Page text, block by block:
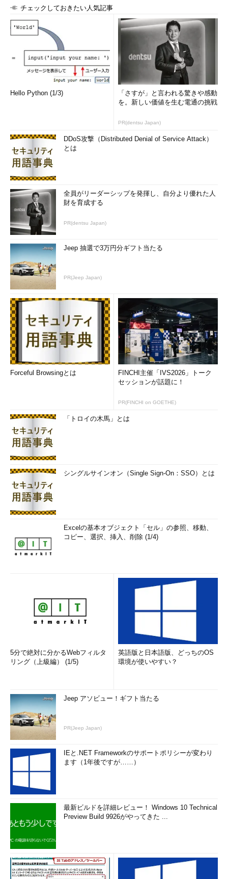
スタック領域
Windowsでは、SQL Serverによって起動されるスレッ
表1 メモリ プールの構成要素
これまでのデータベース管理システムでは、例えば、昼間の通
常運用時と夜間のバッチ処理時でデータベースのメモリ利用方法
が異なるような場合、それぞれのパラメータファイルを作成し、
その間の切り替えで再起動をスケジュールするといった運用もあ
ったでしょう。
SQL Serverでは、ユーザーの接続数、そこに投げられたクエ
リの数とコストに応じ、自動的にオプティマイザが最適なメモリ
の割り当てを判断しバッファプール内で動的なチューニングの面
倒を見てくれます。この動的なメモリチューニング機能では、で
きるだけディスクIOをしないように、つまり仮想メモリ（ページ
ングファイル）の使用を避けるように、物理メモリの領域に、常
に4〜10Mbytesの空き領域を確保しつつ、その中に、できるだけ
多くのデータを効率よい形で展開していくといったことを動的に
行ってくれます。空き領域が5Mbytes未満の場合、フリーリスト
に割り当てられるメモリがWindowsに解放されます。物理メモリ
ッシュに再コミットされます。
このような機構によってメモリ プールは最適化されるため、
ロック数やオブジェクトのオープン数、接続数の上限などの複雑
べて動的に制御されます。またデータベースの使用中にOSも別
のサービスを動かすため、メモリを使用しなければいけなくなっ
た場合、SQL Serverは柔軟にリソースを分け与えることもして
くれます。
図2 動的メモリ管理のメカニズム（概念図）
（クリックで拡大します）
次ページでは、システム管理者が行うメモリチューニングの実
作業をステップバイステップで解説していきます。（
続く）
チェックしておきたい人気記事
Hello Python (1/3)
「さすが」と言われる驚きや感動
を。新しい価値を生む電通の挑戦
PR(dentsu Japan)
DDoS攻撃（Distributed Denial of Service Attack）
とは
全員がリーダーシップを発揮し、自分より優れた人
財を育成する
PR(dentsu Japan)
Jeep 抽選で3万円分ギフト当たる
PR(Jeep Japan)
Forceful Browsingとは
FINCHI主催「IVS2026」トーク
セッションが話題に！
PR(FINCHI on GOETHE)
「トロイの木馬」とは
シングルサインオン（Single Sign-On：SSO）とは
Excelの基本オブジェクト「セル」の参照、移動、
コピー、選択、挿入、削除 (1/4)
5分で絶対に分かるWebフィルタ
リング（上級編） (1/5)
英語版と日本語版、どっちのOS
環境が使いやすい？
Jeep アソビュー！ギフト当たる
PR(Jeep Japan)
IEと.NET Frameworkのサポートポリシーが変わり
ます（1年後ですが……）
最新ビルドを詳細レビュー！ Windows 10 Technical
Preview Build 9926がやってきた ...